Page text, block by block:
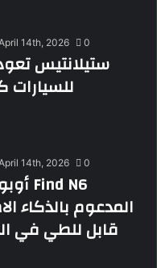
14th, 2026 0
للسيارات
14th, 2026 0
المدعوم بالذكاء
قابل للطي في